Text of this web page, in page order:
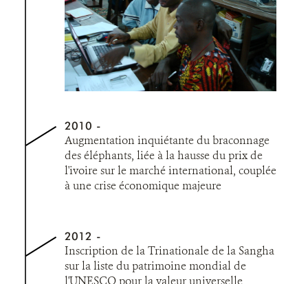
2010
Augmentation inquiétante du braconnage
des éléphants, liée à la hausse du prix de
l'ivoire sur le marché international, couplée
à une crise économique majeure
2012
Inscription de la Trinationale de la Sangha
sur la liste du patrimoine mondial de
l'UNESCO pour la valeur universelle